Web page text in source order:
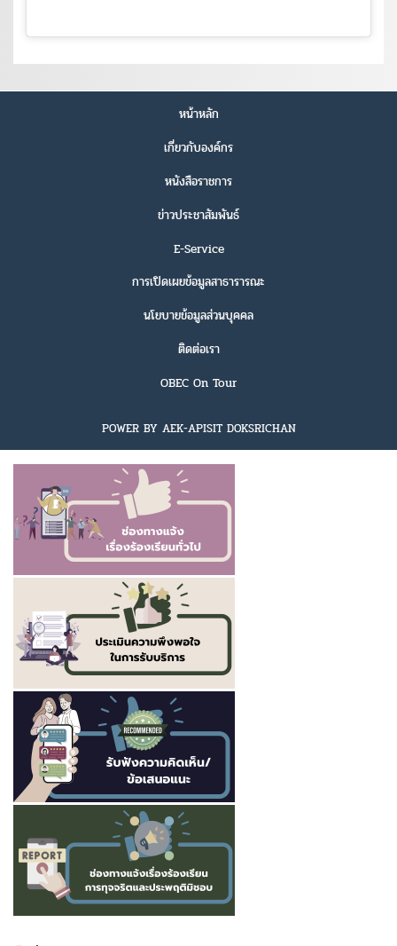
หน้าหลัก
เกี่ยวกับองค์กร
หนังสือราชการ
ข่าวประชาสัมพันธ์
E-Service
การเปิดเผยข้อมูลสาธารารณะ
นโยบายข้อมูลส่วนบุคคล
ติดต่อเรา
OBEC On Tour
POWER BY AEK-APISIT DOKSRICHAN